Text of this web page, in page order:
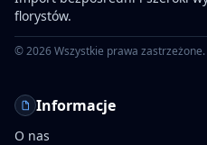
florystów.
©2026Wszystkie prawa zastrzeżone.
Informacje
O nas